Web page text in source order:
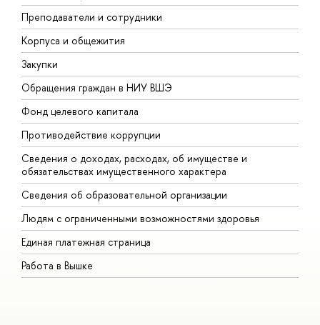
Преподаватели и сотрудники
Корпуса и общежития
Закупки
Обращения граждан в НИУ ВШЭ
Фонд целевого капитала
Противодействие коррупции
Сведения о доходах, расходах, об имуществе и
обязательствах имущественного характера
Сведения об образовательной организации
Людям с ограниченными возможностями здоровья
Единая платежная страница
Работа в Вышке